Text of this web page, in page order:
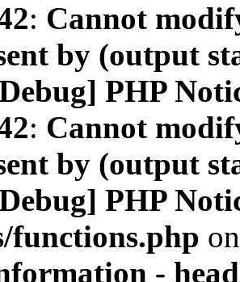
: Cannot
by (output
PHP
: Cannot
by (output
PHP
functions.php
-